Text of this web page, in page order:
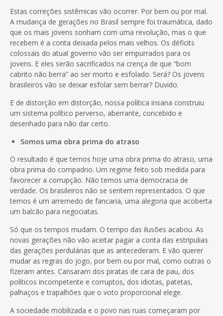
Estas correções sistêmicas vão ocorrer. Por bem ou por mal.
A mudança de gerações no Brasil sempre foi traumática, dado
que os mais jovens sonham com uma revolução, mas o que
recebem é a conta deixada pelos mais velhos. Os déficits
colossais do atual governo vão ser empurrados para os
jovens. E eles serão sacrificados na crença de que “bom
cabrito não berra” ao ser morto e esfolado. Será? Os jovens
brasileiros vão se deixar esfolar sem berrar? Duvido.
E de distorção em distorção, nossa política insana construiu
um sistema político perverso, aberrante, concebido e
desenhado para não dar certo.
Somos uma obra prima do atraso
O resultado é que temos hoje uma obra prima do atraso, uma
obra prima do compadrio. Um regime feito sob medida para
favorecer a corrupção. Não temos uma democracia de
verdade. Os brasileiros não se sentem representados. O que
temos é um arremedo de fancaria, uma alegoria que acoberta
um balcão para negociatas.
Só que os tempos mudam. O tempo das ilusões acabou. As
novas gerações não vão aceitar pagar a conta das estripulias
das gerações perdulárias que as antecederam. E vão querer
mudar as regras do jogo, por bem ou por mal, como outras o
fizeram antes. Cansaram dos piratas de cara de pau, dos
políticos incompetente e corruptos, dos idiotas, patetas,
palhaços e trapalhões que o voto proporcional elege.
A sociedade mobilizada e o povo nas ruas começaram por